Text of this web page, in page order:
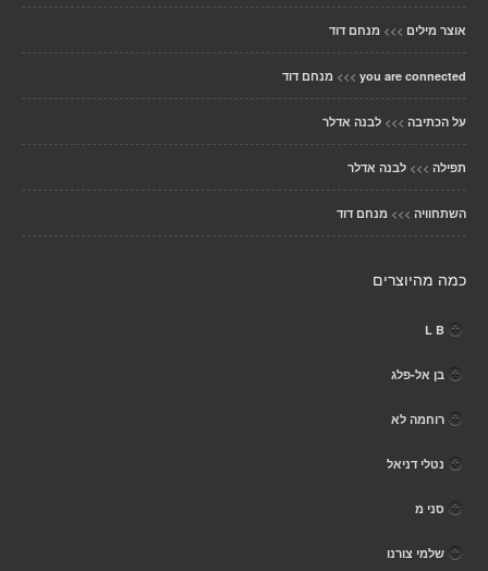
אוצר מילים >>> מנחם דוד
you are connected
>>> מנחם דוד
על הכתיבה >>> לבנה אדלר
תפילה >>> לבנה אדלר
השתחוויה >>> מנחם דוד
כמה מהיוצרים
L B
בן אל-פלג
רוחמה לא
נטלי דניאל
סני מ
שלמי צורנו